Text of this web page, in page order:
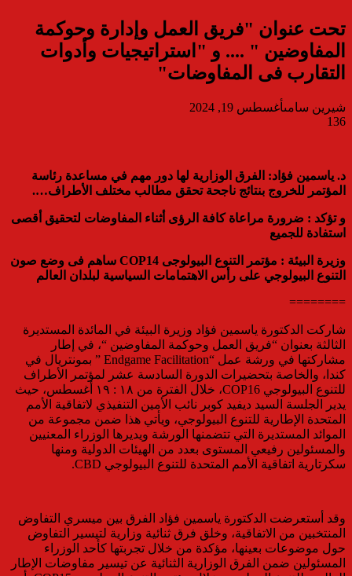
تحت عنوان "فريق العمل وإدارة وحوكمة
المفاوضين " .... و "استراتيجيات وأدوات
التقارب فى المفاوضات"
شيرين سامىأغسطس 19, 2024
136
د. ياسمين فؤاد: الفرق الوزارية لها دور مهم في مساعدة رئاسة
المؤتمر للخروج بنتائج ناجحة تحقق مطالب مختلف الأطراف….
و تؤكد : ضرورة مراعاة كافة الرؤى أثناء المفاوضات لتحقيق أقصى
استفادة للجميع
وزيرة البيئة : مؤتمر التنوع البيولوجى COP14 ساهم فى وضع صون
التنوع البيولوجي على رأس الاهتمامات السياسية لبلدان العالم
========
شاركت الدكتورة ياسمين فؤاد وزيرة البيئة في المائدة المستديرة
الثالثة بعنوان “فريق العمل وحوكمة المفاوضين “، في إطار
مشاركتها في ورشة عمل “Endgame Facilitation ” بمونتريال في
كندا، والخاصة بتحضيرات الدورة السادسة عشر لمؤتمر الأطراف
للتنوع البيولوجي COP16، خلال الفترة من ١٨ : ١٩ أغسطس، حيث
يدير الجلسة السيد ديفيد كوبر نائب الأمين التنفيذي لاتفاقية الأمم
المتحدة الإطارية للتنوع البيولوجي، ويأتي هذا ضمن مجموعة من
الموائد المستديرة التي تتضمنها الورشة ويديرها الوزراء المعنيين
والمسئولين رفيعي المستوى بعدد من الهيئات الدولية ومنها
سكرتارية اتفاقية الأمم المتحدة للتنوع البيولوجي CBD.
وقد أستعرضت الدكتورة ياسمين فؤاد الفرق بين ميسري التفاوض
المنتخبين من الاتفاقية، وخلق فرق ثنائية وزارية لتيسير التفاوض
حول موضوعات بعينها، مؤكدة من خلال تجربتها كأحد الوزراء
المسئولين ضمن الفرق الوزارية الثنائية عن تيسير مفاوضات الإطار